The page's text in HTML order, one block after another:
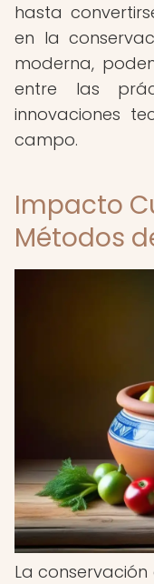
hasta
en la
moderna,
entre las
innovaciones
campo.
Impacto
Métodos
La